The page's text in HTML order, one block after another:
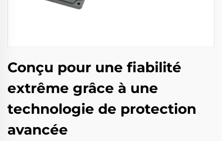
Conçu pour une fiabilité
extrême grâce à une
technologie de protection
avancée